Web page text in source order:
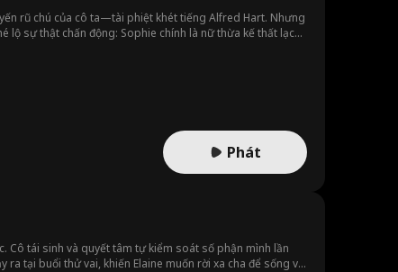
rũ chú của cô ta—tài phiệt khét tiếng Alfred Hart. Nhưng
lộ sự thật chấn động: Sophie chính là nữ thừa kế thất lạc
Phát
Cô tái sinh và quyết tâm tự kiểm soát số phận mình lần
ra tại buổi thử vai, khiến Elaine muốn rời xa cha để sống với